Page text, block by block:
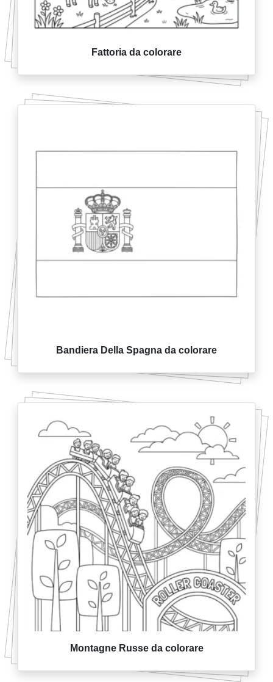
Fattoria da colorare
Bandiera Della Spagna da colorare
Montagne Russe da colorare